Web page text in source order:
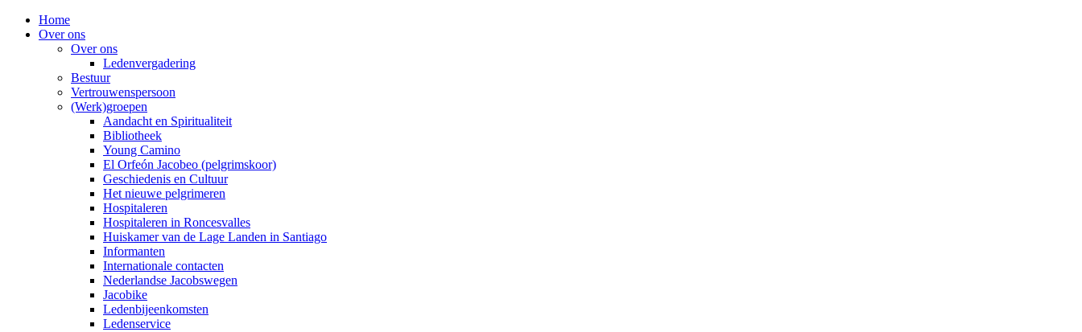
Home
Over ons
Over ons
Ledenvergadering
Bestuur
Vertrouwenspersoon
(Werk)groepen
Aandacht en Spiritualiteit
Bibliotheek
Young Camino
El Orfeón Jacobeo (pelgrimskoor)
Geschiedenis en Cultuur
Het nieuwe pelgrimeren
Hospitaleren
Hospitaleren in Roncesvalles
Huiskamer van de Lage Landen in Santiago
Informanten
Internationale contacten
Nederlandse Jacobswegen
Jacobike
Ledenbijeenkomsten
Ledenservice